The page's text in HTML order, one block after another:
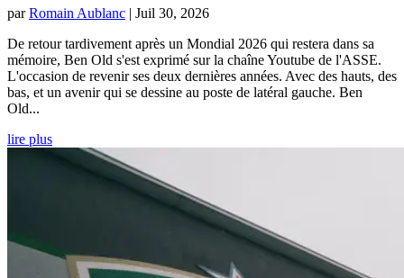
parRomain Aublanc | Juil 30, 2026
De retour tardivement après un Mondial 2026 qui restera dans sa
mémoire, Ben Old s'est exprimé sur la chaîne Youtube de l'ASSE.
L'occasion de revenir ses deux dernières années. Avec des hauts, des
bas, et un avenir qui se dessine au poste de latéral gauche. Ben
Old...
lire plus